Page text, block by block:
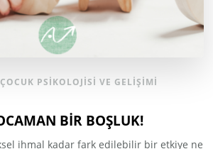
ÇOCUK PSIKOLOJISI VE GELIŞIMI
BİR BOŞLUK!
ihmal kadar fark edilebilir bir etkiye ne